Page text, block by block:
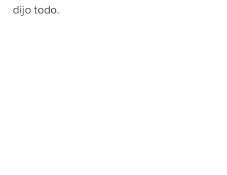
dijo todo.